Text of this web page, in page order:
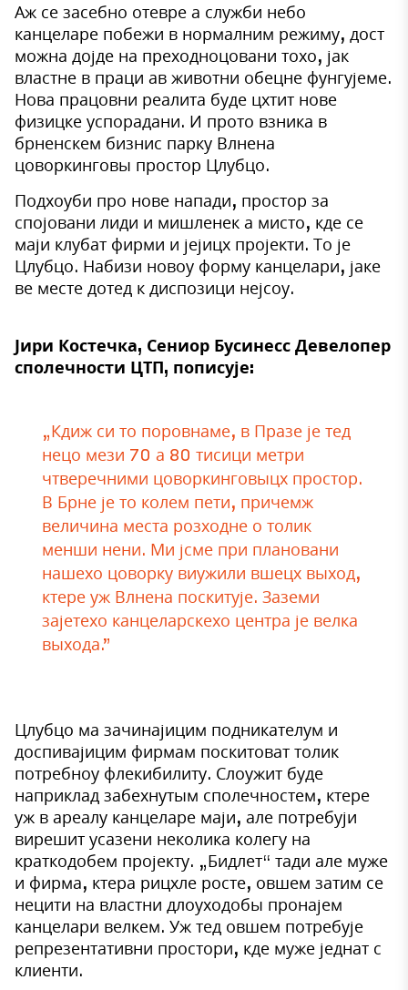
Аж се засебно отевре а служби небо
канцеларе побежи в нормалним режиму, дост
можна дојде на преходноцовани тохо, јак
властне в праци ав животни обецне фунгујеме.
Нова працовни реалита буде цхтит нове
физицке успорадани. И прото взника в
брненскем бизнис парку Влнена
цоворкинговы простор Цлубцо.
Подхоуби про нове напади, простор за
спојовани лиди и мишленек а мисто, кде се
маји клубат фирми и јејицх пројекти. То је
Цлубцо. Набизи новоу форму канцелари, јаке
ве месте дотед к диспозици нејсоу.
Јири Костечка, Сениор Бусинесс Девелопер
сполечности ЦТП, пописује:
„Кдиж си то поровнаме, в Празе је тед
нецо мези 70 а 80 тисици метри
чтверечними цоворкинговыцх простор.
В Брне је то колем пети, причемж
величина места розходне о толик
менши нени. Ми јсме при плановани
нашехо цоворку виужили вшецх выход,
ктере уж Влнена поскитује. Заземи
зајетехо канцеларскехо центра је велка
выхода.”
Цлубцо ма зачинајицим подникателум и
доспивајицим фирмам поскитоват толик
потребноу флекибилиту. Слоужит буде
наприклад забехнутым сполечностем, ктере
уж в ареалу канцеларе маји, але потребуји
вирешит усазени неколика колегу на
краткодобем пројекту. „Бидлет“ тади але муже
и фирма, ктера рицхле росте, овшем затим се
нецити на властни длоуходобы пронајем
канцелари велкем. Уж тед овшем потребује
репрезентативни простори, кде муже једнат с
клиенти.